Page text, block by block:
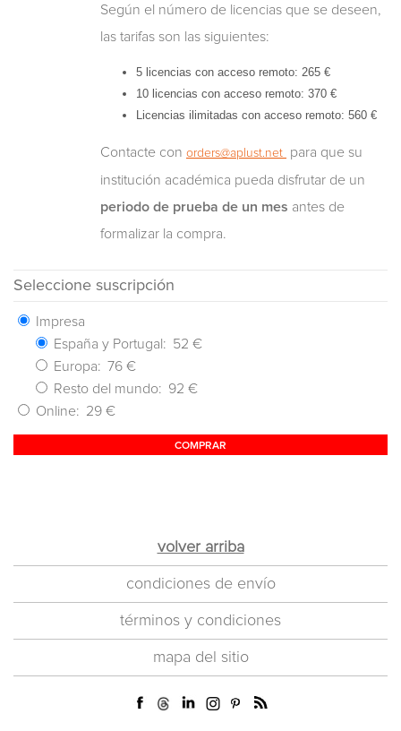
Según el número de licencias que se deseen,
las tarifas son las siguientes:
5 licencias con acceso remoto: 265 €
10 licencias con acceso remoto: 370 €
Licencias ilimitadas con acceso remoto: 560 €
Contacte con orders@aplust.net
para que su
institución académica pueda disfrutar de un
periodo de prueba de un mes antes de
formalizar la compra.
Seleccione suscripción
Impresa
España y Portugal: 52 €
Europa: 76 €
Resto del mundo: 92 €
Online: 29 €
COMPRAR
volver arriba
condiciones de envío
términos y condiciones
mapa del sitio